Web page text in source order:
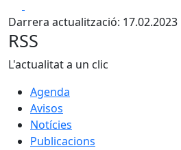
Darrera actualització:
RSS
L'actualitat a un clic
Agenda
Avisos
Notícies
Publicacions